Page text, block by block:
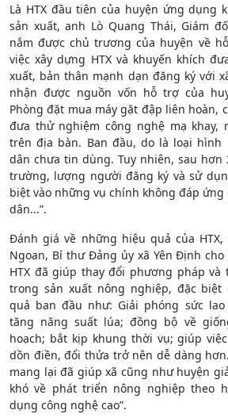
Là HTX đầu tiên của huyện ứng dụng
sản xuất, anh Lò Quang Thái, Giám
nắm được chủ trương của huyện về
việc xây dựng HTX và khuyến khích
xuất, bản thân mạnh dạn đăng ký với
nhận được nguồn vốn hỗ trợ của
Phòng đặt mua máy gặt đập liên hoàn,
đưa thử nghiệm công nghệ mạ khay,
trên địa bàn. Ban đầu, do là loại
dân chưa tin dùng. Tuy nhiên, sau
trường, lượng người đăng ký và sử
biệt vào những vụ chính không đáp
dân...”.
Đánh giá về những hiệu quả của
Ngoan, Bí thư Đảng ủy xã Yên Định
HTX đã giúp thay đổi phương pháp
trong sản xuất nông nghiệp, đặc biệt
quả ban đầu như: Giải phóng sức
tăng năng suất lúa; đồng bộ về
hoạch; bắt kịp khung thời vụ; giúp
dồn điền, đổi thửa trở nên dễ dàng
mang lại đã giúp xã cũng như huyện
khó về phát triển nông nghiệp theo
dụng công nghệ cao”.